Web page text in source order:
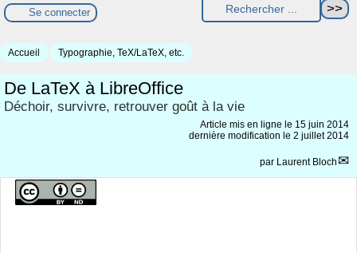
Se connecter
Accueil Typographie, TeX/LaTeX, etc.
De LaTeX à LibreOffice
Déchoir, survivre, retrouver goût à la vie
Article mis en ligne le 15 juin 2014
dernière modification le 2 juillet 2014
par Laurent Bloch